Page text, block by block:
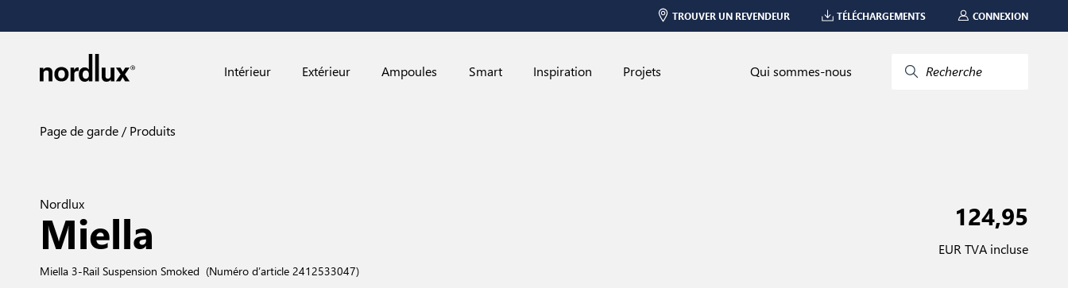
TROUVER UN REVENDEUR TÉLÉCHARGEMENTS CONNEXION
Intérieur Extérieur Ampoules Smart Inspiration Projets Qui sommes-nous Recherche
Page de garde Produits
Nordlux
Miella
Miella 3-Rail Suspension Smoked (Numéro d’article 2412533047)
124,95
EUR TVA incluse